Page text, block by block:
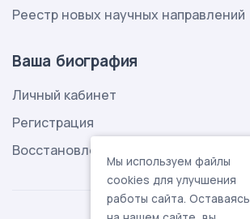
Реестр новых научных направлений
Ваша биография
Личный кабинет
Регистрация
Восстановление пароля
Мы используем файлы
cookies для улучшения
работы сайта. Оставаясь